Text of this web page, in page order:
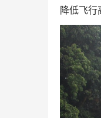
降低飞行